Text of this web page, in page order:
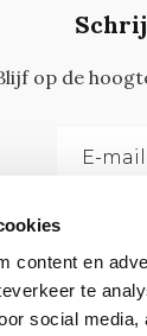
content en
te
social
op de